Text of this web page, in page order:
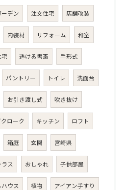
ーデン 注文住宅 店舗改装
内装材 リフォーム 和室
透ける書斎 手形式
パントリー トイレ 洗面台
お引き渡し式 吹き抜け
ローク キッチン ロフト
箱庭 玄関 宮崎県
ス おしゃれ 子供部屋
ウス 植物 アイアン手すり